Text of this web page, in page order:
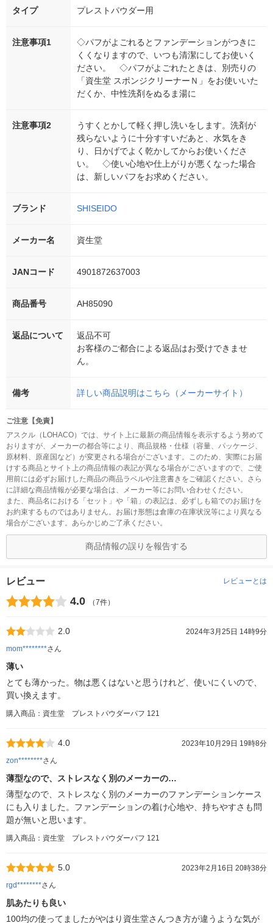
タイプ プレストパウダー用
注意事項1
◇パフがよごれるとファンデーションがつきに
くくなりますので、いつも清潔にしてお使いく
ださい。 ◇パフがよごれたときは、別売りの
「資生堂 スポンジクリーナーＮ」をお使いいた
だくか、中性洗剤をぬるま湯に
注意事項2
うすくとかして軽く押し洗いをします。洗剤が
残らないように十分すすいだあと、水気をき
り、日かげでよく乾かしてからお使いくださ
い。 ◇使い心地や仕上がりが悪くなった場合
は、新しいパフをお求めください。
ブランド SHISEIDO
メーカー名 資生堂
JANコード 4901872637003
商品番号 AH85090
返品について
返品不可
お客様のご都合による返品はお受けできませ
ん。
備考 詳しい商品説明はこちら（メーカーサイト）
ご注意【免責】
アスクル（LOHACO）では、サイト上に最新の商品情報を表示するよう努めて
おりますが、メーカーの都合等により、商品規格・仕様（容量、パッケージ、
原材料、原産国など）が変更される場合がございます。このため、実際にお届
けする商品とサイト上の商品情報の表記が異なる場合がございますので、ご使
用前には必ずお届けした商品の商品ラベルや注意書きをご確認ください。さら
に詳細な商品情報が必要な場合は、メーカー等にお問い合わせください。
また、商品名における「セット」や「箱」の表記は、必ずしも箱でのお届けを
お約束するものではありません。お届け形態は倉庫の在庫状況等により異なる
場合がございます。あらかじめご了承ください。
商品情報の誤りを報告する
レビュー レビューとは
4.0 （7件）
2.0
2024年3月25日 14時9分
mom********さん
薄い
とても薄かった。物は悪くはないと思うけれど、使いにくいので、
買い換えます。
購入商品：資生堂 プレストパウダーパフ 121
4.0
2023年10月29日 19時8分
zon********さん
薄型なので、ストレスなく別のメーカーの…
薄型なので、ストレスなく別のメーカーのファンデーションケース
にも入りました。ファンデーションの着け心地や、持ちやすさも問
題が無いと思います。
購入商品：資生堂 プレストパウダーパフ 121
5.0
2023年2月16日 20時38分
rgd********さん
肌あたりも良い
100均の使ってましたがやはり資生堂さんつき方が違うような気が